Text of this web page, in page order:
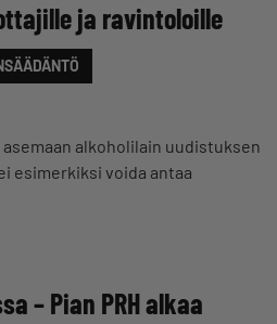
ja ravintoloille
alkoholilain uudistuksen
esimerkiksi voida antaa
– Pian PRH alkaa